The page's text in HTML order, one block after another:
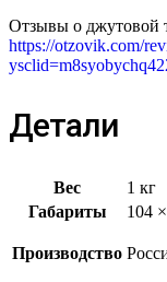
Отзывы о джутовой
https://otzovik.com/
Детали
Вес
1 кг
Габариты
104
Производство